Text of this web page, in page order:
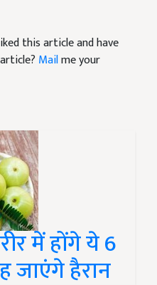
this article and have
Mailme your
में होंगे ये 6
जाएंगे हैरान